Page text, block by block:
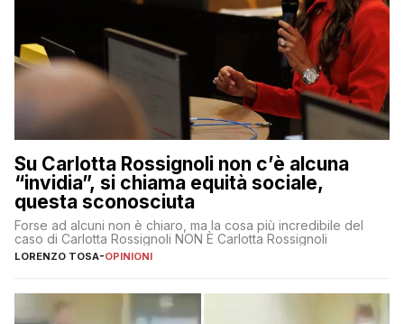
Su Carlotta Rossignoli non c’è alcuna
“invidia”, si chiama equità sociale,
questa sconosciuta
Forse ad alcuni non è chiaro, ma la cosa più incredibile del
caso di Carlotta Rossignoli NON È Carlotta Rossignoli
LORENZO TOSA-OPINIONI